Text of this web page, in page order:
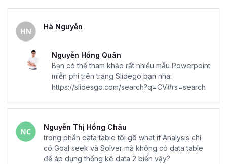
Hà Nguyễn
Nguyễn Hồng Quân
Bạn có thể tham khảo rất nhiều mẫu Powerpoint
miễn phí trên trang Slidego bạn nha:
https://slidesgo.com/search?q=CV#rs=search
Nguyễn Thị Hồng Châu
trong phần data table tôi gõ what if Analysis chỉ
có Goal seek và Solver mà không có data table
để áp dụng thống kê data 2 biến vậy?